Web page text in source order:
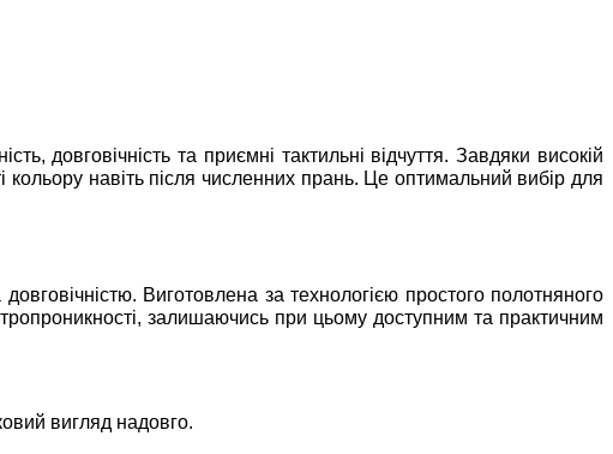
довговічність та приємні тактильні відчуття. Завдяки високій
кольору навіть після численних прань. Це оптимальний вибір для
Виготовлена за технологією простого полотняного
залишаючись при цьому доступним та практичним
вигляд надовго.